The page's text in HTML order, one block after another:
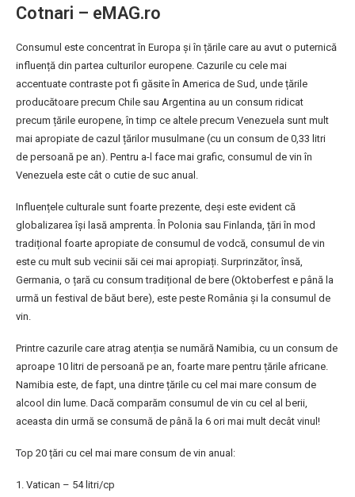
Cotnari – eMAG.ro
Consumul este concentrat în Europa și în țările care au avut o puternică
influență din partea culturilor europene. Cazurile cu cele mai
accentuate contraste pot fi găsite în America de Sud, unde țările
producătoare precum Chile sau Argentina au un consum ridicat
precum țările europene, în timp ce altele precum Venezuela sunt mult
mai apropiate de cazul țărilor musulmane (cu un consum de 0,33 litri
de persoană pe an). Pentru a-l face mai grafic, consumul de vin în
Venezuela este cât o cutie de suc anual.
Influențele culturale sunt foarte prezente, deși este evident că
globalizarea își lasă amprenta. În Polonia sau Finlanda, țări în mod
tradițional foarte apropiate de consumul de vodcă, consumul de vin
este cu mult sub vecinii săi cei mai apropiați. Surprinzător, însă,
Germania, o țară cu consum tradițional de bere (Oktoberfest e până la
urmă un festival de băut bere), este peste România și la consumul de
vin.
Printre cazurile care atrag atenția se numără Namibia, cu un consum de
aproape 10 litri de persoană pe an, foarte mare pentru țările africane.
Namibia este, de fapt, una dintre țările cu cel mai mare consum de
alcool din lume. Dacă comparăm consumul de vin cu cel al berii,
aceasta din urmă se consumă de până la 6 ori mai mult decât vinul!
Top 20 țări cu cel mai mare consum de vin anual:
1. Vatican – 54 litri/cp